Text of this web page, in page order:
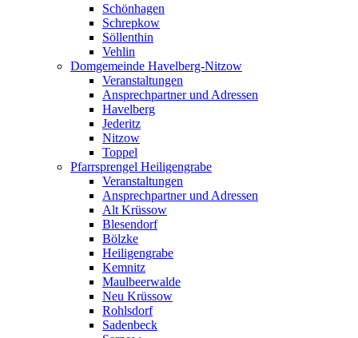
Schönhagen
Schrepkow
Söllenthin
Vehlin
Domgemeinde Havelberg-Nitzow
Veranstaltungen
Ansprechpartner und Adressen
Havelberg
Jederitz
Nitzow
Toppel
Pfarrsprengel Heiligengrabe
Veranstaltungen
Ansprechpartner und Adressen
Alt Krüssow
Blesendorf
Bölzke
Heiligengrabe
Kemnitz
Maulbeerwalde
Neu Krüssow
Rohlsdorf
Sadenbeck